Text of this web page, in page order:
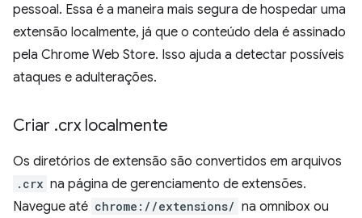
pessoal. Essa é a maneira mais segura de hospedar uma
extensão localmente, já que o conteúdo dela é assinado
pela Chrome Web Store. Isso ajuda a detectar possíveis
ataques e adulterações.
Criar .crx localmente
Os diretórios de extensão são convertidos em arquivos
.crx na página de gerenciamento de extensões.
Navegue até chrome://extensions/ na omnibox ou